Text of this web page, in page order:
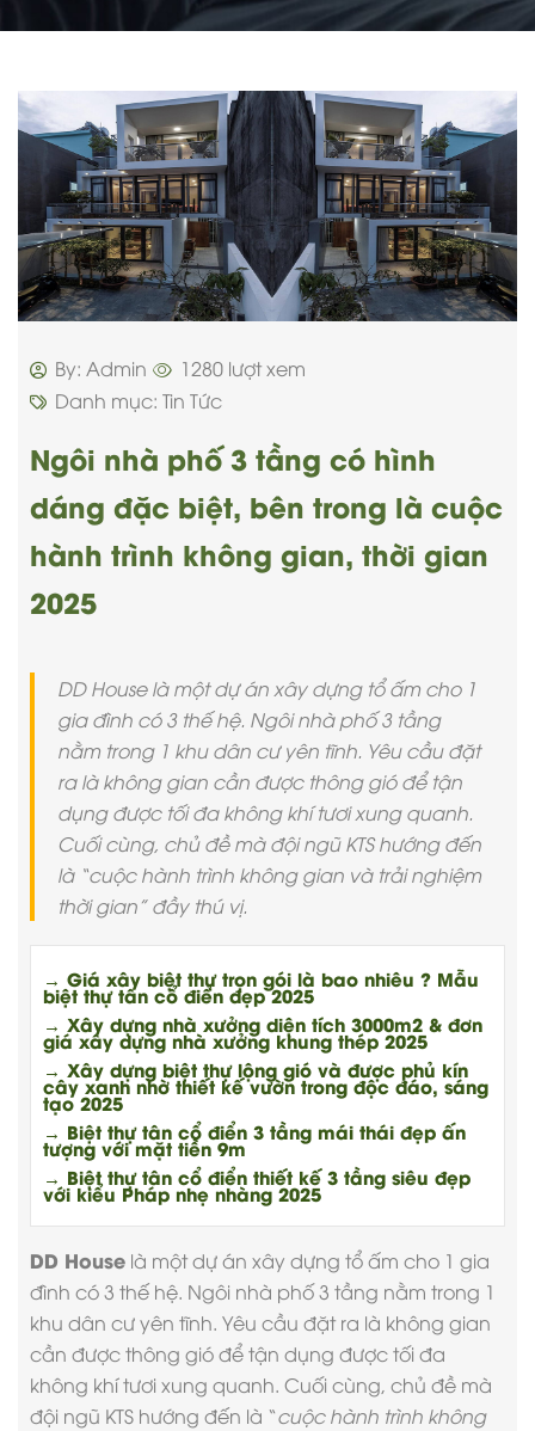
By: Admin
1280 lượt xem
Danh mục: Tin Tức
Ngôi nhà phố 3 tầng có hình
dáng đặc biệt, bên trong là cuộc
hành trình không gian, thời gian
2025
DD House là một dự án xây dựng tổ ấm cho 1
gia đình có 3 thế hệ. Ngôi nhà phố 3 tầng
nằm trong 1 khu dân cư yên tĩnh. Yêu cầu đặt
ra là không gian cần được thông gió để tận
dụng được tối đa không khí tươi xung quanh.
Cuối cùng, chủ đề mà đội ngũ KTS hướng đến
là “cuộc hành trình không gian và trải nghiệm
thời gian” đầy thú vị.
→ Giá xây biệt thự trọn gói là bao nhiêu ? Mẫu
biệt thự tân cổ điển đẹp 2025
→ Xây dựng nhà xưởng diện tích 3000m2 & đơn
giá xây dựng nhà xưởng khung thép 2025
→ Xây dựng biệt thự lộng gió và được phủ kín
cây xanh nhờ thiết kế vườn trong độc đáo, sáng
tạo 2025
→ Biệt thự tân cổ điển 3 tầng mái thái đẹp ấn
tượng với mặt tiền 9m
→ Biệt thự tân cổ điển thiết kế 3 tầng siêu đẹp
với kiểu Pháp nhẹ nhàng 2025
DD House là một dự án xây dựng tổ ấm cho 1 gia
đình có 3 thế hệ. Ngôi nhà phố 3 tầng nằm trong 1
khu dân cư yên tĩnh. Yêu cầu đặt ra là không gian
cần được thông gió để tận dụng được tối đa
không khí tươi xung quanh. Cuối cùng, chủ đề mà
đội ngũ KTS hướng đến là “cuộc hành trình không